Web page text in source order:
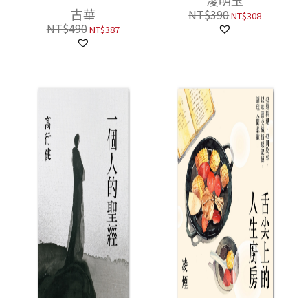
古華
NT$490NT$387
NT$390NT$308